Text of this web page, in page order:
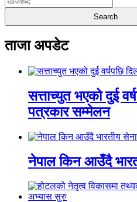
ताजा अपडेट
सत्ताच्युत भएको दुई
पत्रकार सम्मेलन
नेपाल किन आउँदै